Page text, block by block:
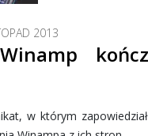
2013
w którym